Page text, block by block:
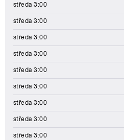
středa 3:00
středa 3:00
středa 3:00
středa 3:00
středa 3:00
středa 3:00
středa 3:00
středa 3:00
středa 3:00